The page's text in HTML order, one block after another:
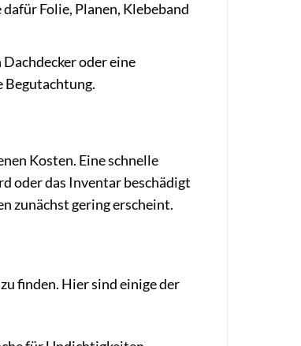
Folie, Planen, Klebeband
oder eine
Begutachtung.
Kosten. Eine schnelle
oder das Inventar beschädigt
zunächst gering erscheint.
finden. Hier sind einige der